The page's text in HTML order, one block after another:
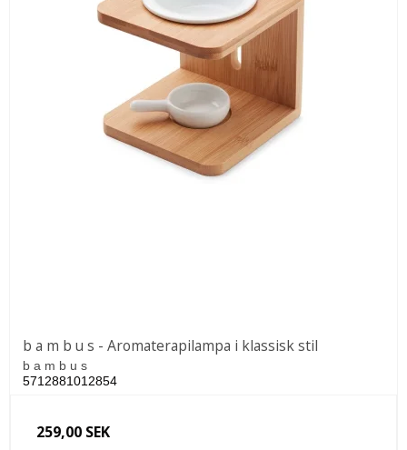
b a m b u s - Aromaterapilampa i klassisk stil
b a m b u s
5712881012854
259,00 SEK